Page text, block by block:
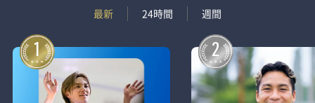
最新
24時間 週間
1 2